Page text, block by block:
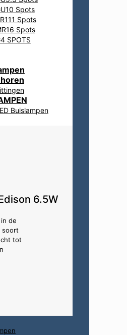
Spots
Spots
Spots
SPOTS
Buislampen
6.5W
de
soort
tot